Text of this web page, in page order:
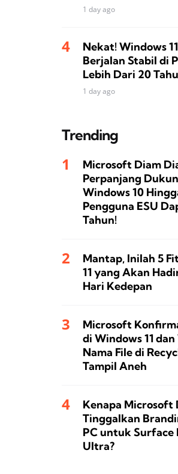
1 day ago
Nekat! Windows
Berjalan Stabil di
Lebih Dari 20
1 day ago
Trending
Microsoft Diam
Perpanjang
Windows 10
Pengguna ESU
Tahun!
Mantap, Inilah 5
11 yang Akan
Hari Kedepan
Microsoft
di Windows 11
Nama File di
Tampil Aneh
Kenapa Microsoft
Tinggalkan
PC untuk Surface
Ultra?